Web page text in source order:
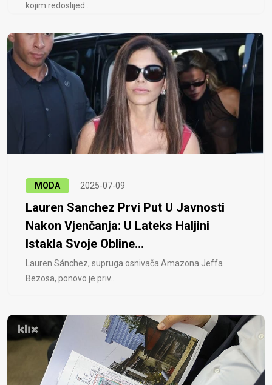
kojim redoslijed..
MODA 2025-07-09
Lauren Sanchez Prvi Put U Javnosti
Nakon Vjenčanja: U Lateks Haljini
Istakla Svoje Obline...
Lauren Sánchez, supruga osnivača Amazona Jeffa
Bezosa, ponovo je priv..